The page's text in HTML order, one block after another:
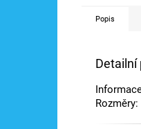
Popis
Detailní